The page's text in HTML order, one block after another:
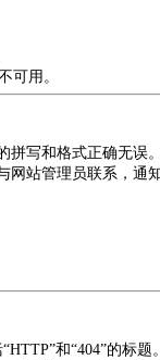
可用。
拼写和格式正确无误
网站管理员联系，通
和“404”的标题